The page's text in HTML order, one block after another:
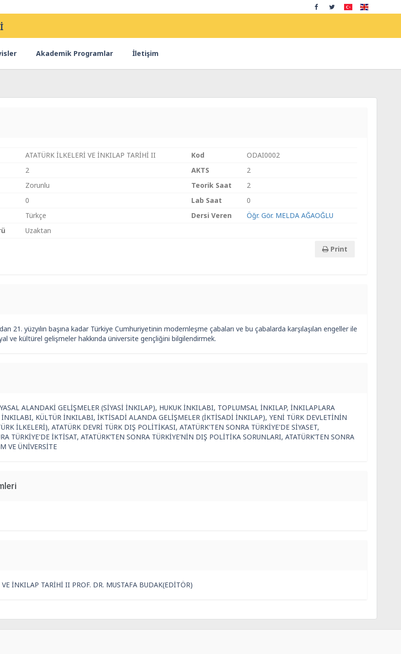
Akademik Programlar İletişim
ATATÜRK İLKELERİ VE İNKILAP TARİHİ II Kod
ODAI0002
2 AKTS
2
Zorunlu Teorik Saat
2
0 Lab Saat
0
Türkçe Dersi Veren
Öğr. Gör. MELDA AĞAOĞLU
Uzaktan
Print
21. yüzyılın başına kadar Türkiye Cumhuriyetinin modernleşme çabaları ve bu çabalarda karşılaşılan engeller ile
ve kültürel gelişmeler hakkında üniversite gençliğini bilgilendirmek.
ALANDAKİ GELİŞMELER (SİYASİ İNKILAP), HUKUK İNKILABI, TOPLUMSAL İNKILAP, İNKILAPLARA
KÜLTÜR İNKILABI, İKTİSADİ ALANDA GELİŞMELER (İKTİSADİ İNKILAP), YENİ TÜRK DEVLETİNİN
İLKELERİ), ATATÜRK DEVRİ TÜRK DIŞ POLİTİKASI, ATATÜRK'TEN SONRA TÜRKİYE'DE SİYASET,
TÜRKİYE'DE İKTİSAT, ATATÜRK’TEN SONRA TÜRKİYE’NİN DIŞ POLİTİKA SORUNLARI, ATATÜRK’TEN SONRA
VE ÜNİVERSİTE
VE İNKILAP TARİHİ II PROF. DR. MUSTAFA BUDAK(EDİTÖR)